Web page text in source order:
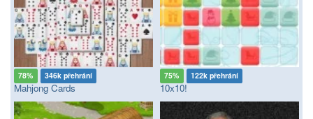
78% 346k přehrání
Mahjong Cards
75% 122k přehrání
10x10!